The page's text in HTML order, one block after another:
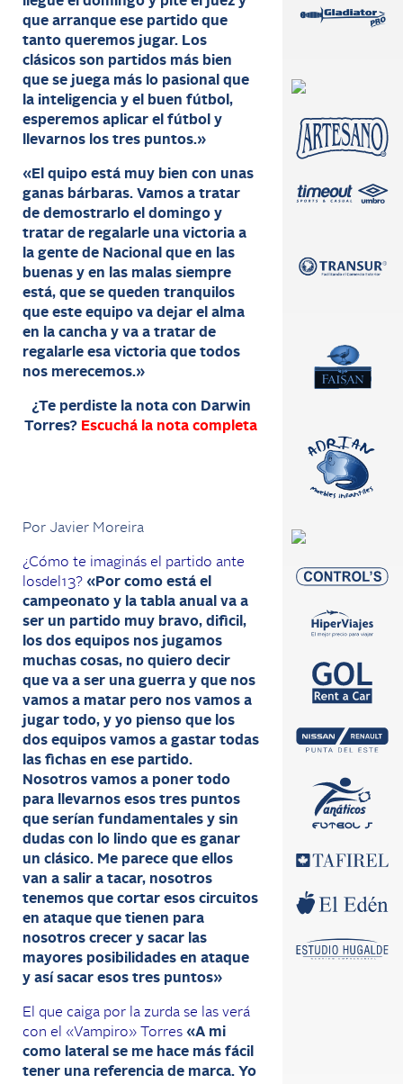
que arranque ese partido que
tanto queremos jugar. Los
clásicos son partidos más bien
que se juega más lo pasional que
la inteligencia y el buen fútbol,
esperemos aplicar el fútbol y
llevarnos los tres puntos.»
«El quipo está muy bien con unas
ganas bárbaras. Vamos a tratar
de demostrarlo el domingo y
tratar de regalarle una victoria a
la gente de Nacional que en las
buenas y en las malas siempre
está, que se queden tranquilos
que este equipo va dejar el alma
en la cancha y va a tratar de
regalarle esa victoria que todos
nos merecemos.»
¿Te perdiste la nota con Darwin
Torres? Escuchá la nota completa
Por Javier Moreira
¿Cómo te imaginás el partido ante
losdel13? «Por como está el
campeonato y la tabla anual va a
ser un partido muy bravo, dificil,
los dos equipos nos jugamos
muchas cosas, no quiero decir
que va a ser una guerra y que nos
vamos a matar pero nos vamos a
jugar todo, y yo pienso que los
dos equipos vamos a gastar todas
las fichas en ese partido.
Nosotros vamos a poner todo
para llevarnos esos tres puntos
que serían fundamentales y sin
dudas con lo lindo que es ganar
un clásico. Me parece que ellos
van a salir a tacar, nosotros
tenemos que cortar esos circuitos
en ataque que tienen para
nosotros crecer y sacar las
mayores posibilidades en ataque
y así sacar esos tres puntos»
El que caiga por la zurda se las verá
con el «Vampiro» Torres «A mi
como lateral se me hace más fácil
tener una referencia de marca. Yo